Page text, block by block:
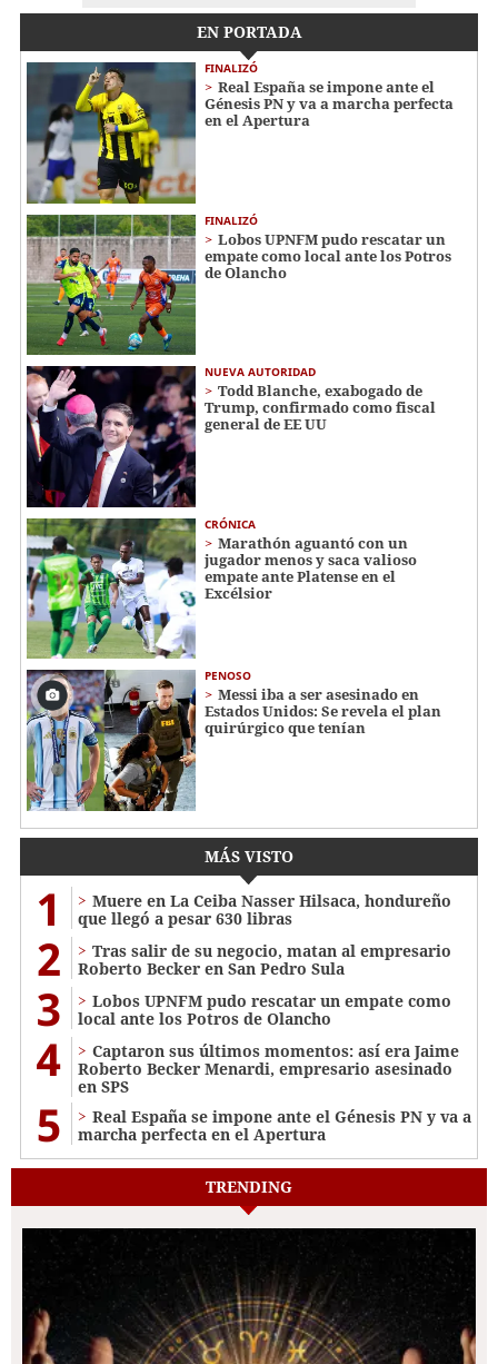
EN PORTADA
FINALIZÓ
Real España se impone ante el
Génesis PN y va a marcha perfecta
en el Apertura
FINALIZÓ
Lobos UPNFM pudo rescatar un
empate como local ante los Potros
de Olancho
NUEVA AUTORIDAD
Todd Blanche, exabogado de
Trump, confirmado como fiscal
general de EE UU
CRÓNICA
Marathón aguantó con un
jugador menos y saca valioso
empate ante Platense en el
Excélsior
PENOSO
Messi iba a ser asesinado en
Estados Unidos: Se revela el plan
quirúrgico que tenían
MÁS VISTO
1
Muere en La Ceiba Nasser Hilsaca, hondureño
que llegó a pesar 630 libras
2
Tras salir de su negocio, matan al empresario
Roberto Becker en San Pedro Sula
3
Lobos UPNFM pudo rescatar un empate como
local ante los Potros de Olancho
4
Captaron sus últimos momentos: así era Jaime
Roberto Becker Menardi​​​, empresario asesinado
en SPS
5
Real España se impone ante el Génesis PN y va a
marcha perfecta en el Apertura
TRENDING